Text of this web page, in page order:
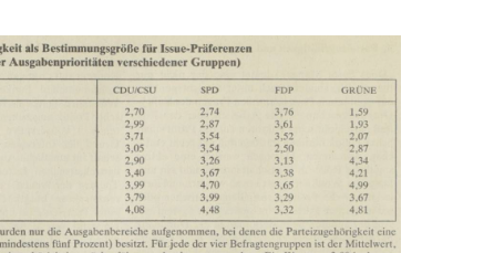
In
Lightbox
öffnen